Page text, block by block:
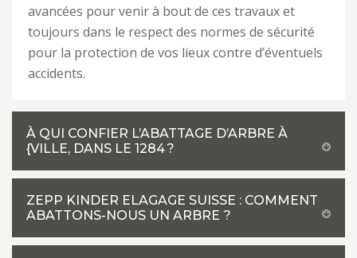
avancées pour venir à bout de ces travaux et
toujours dans le respect des normes de sécurité
pour la protection de vos lieux contre d’éventuels
accidents.
À QUI CONFIER L’ABATTAGE D’ARBRE À
{VILLE, DANS LE 1284 ?
ZEPP KINDER ELAGAGE SUISSE : COMMENT
ABATTONS-NOUS UN ARBRE ?